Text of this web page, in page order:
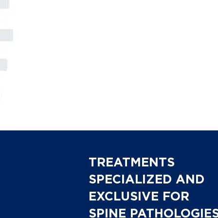
TREATMENTS
SPECIALIZED AND
EXCLUSIVE FOR
SPINE